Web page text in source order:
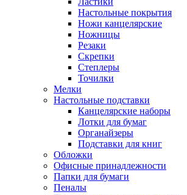
Настольные покрытия
Ножи канцелярские
Ножницы
Резаки
Скрепки
Степлеры
Точилки
Мелки
Настольные подставки
Канцелярские наборы
Лотки для бумаг
Органайзеры
Подставки для книг
Обложки
Офисные принадлежности
Папки для бумаги
Пеналы